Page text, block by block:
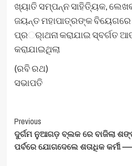
ଖ୍ୟାତି ସମ୍ପନ୍ନ ସାହିତି୍ୟକ,
ଜୟନ୍ତ ମହାପାତ୍ରଙ୍କ
ପ୍ରର୍ାଥନା କରାଯାଇ ସ୍ବର୍ଗତ
କରାଯାଇଥିଲା
(ରବି ରଥ)
ସଭାପତି
Post
Navigation
Previous
ଦୁର୍ଗମ ନୁଆଗଡ଼ ବ୍ଲକ ରେ ବାଜିଲା
ପର୍ବରେ ଯୋଗଦେଲେ ଶତାଧିକ କର୍ମୀ